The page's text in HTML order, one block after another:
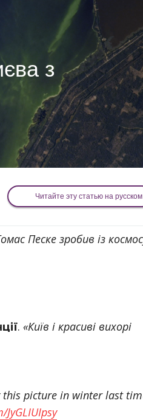
з
Читайте эту статью на русском
Песке зробив із
. «Київ і красиві вихорі
picture in winter last